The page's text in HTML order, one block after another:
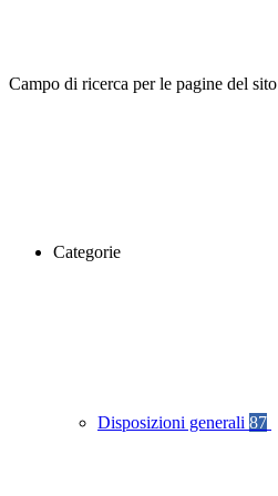
Campo di ricerca per le pagine del sito
Categorie
Disposizioni generali 87